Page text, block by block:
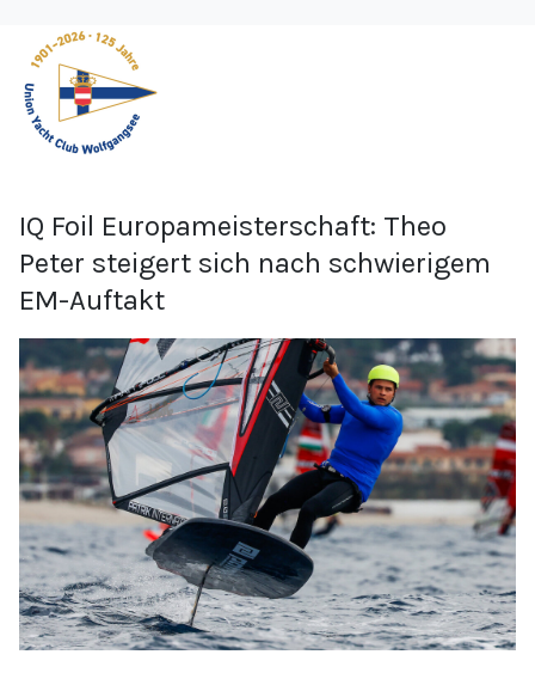
IQ Foil Europameisterschaft: Theo
Peter steigert sich nach schwierigem
EM-Auftakt